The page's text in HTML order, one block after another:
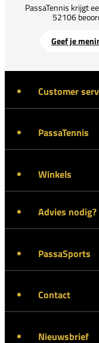
PassaTennis krijgt
52106
Geef je
Customer
PassaTennis
Winkels
Advies nodig?
PassaSports
Contact
Nieuwsbrief